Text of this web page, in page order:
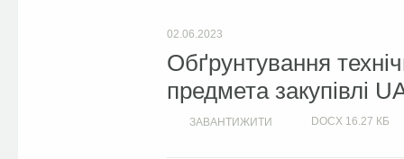
02.06.2023
Обґрунтування
предмета закупівлі
ЗАВАНТИЖИТИ DOCX 16.27 КБ